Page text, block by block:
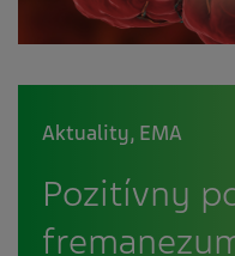
Aktuality, EMA
Pozitívny